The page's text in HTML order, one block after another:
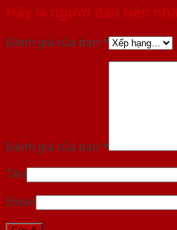
Hãy là người đầu tiên
Đánh giá của bạn *
Đánh giá của bạn *
Tên
Email